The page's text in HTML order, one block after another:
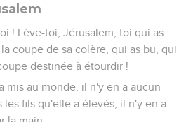
! Lève-toi, Jérusalem, toi qui as
coupe de sa colère, qui as bu, qui
destinée à étourdir !
mis au monde, il n'y en a aucun
les fils qu'elle a élevés, il n'y en a